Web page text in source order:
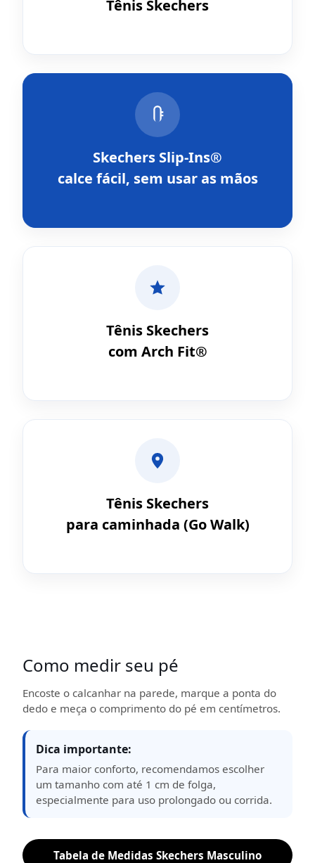
Tênis Skechers
Skechers Slip-Ins®
calce fácil, sem usar as mãos
Tênis Skechers
com Arch Fit®
Tênis Skechers
para caminhada (Go Walk)
Como medir seu pé
Encoste o calcanhar na parede, marque a ponta do
dedo e meça o comprimento do pé em centímetros.
Dica importante:
Para maior conforto, recomendamos escolher
um tamanho com até 1 cm de folga,
especialmente para uso prolongado ou corrida.
Tabela de Medidas Skechers Masculino